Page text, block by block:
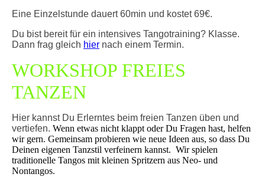
Eine Einzelstunde dauert 60min und kostet 69€.
Du bist bereit für ein intensives Tangotraining? Klasse.
Dann frag gleich hier nach einem Termin.
WORKSHOP FREIES
TANZEN
Hier kannst Du Erlerntes beim freien Tanzen üben und
vertiefen. Wenn etwas nicht klappt oder Du Fragen hast, helfen
wir gern. Gemeinsam probieren wie neue Ideen aus, so dass Du
Deinen eigenen Tanzstil verfeinern kannst. Wir spielen
traditionelle Tangos mit kleinen Spritzern aus Neo- und
Nontangos.